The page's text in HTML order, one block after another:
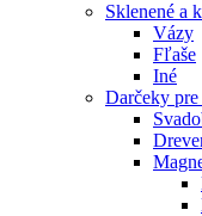
Sklenené a
Vázy
Fľaše
Iné
Darčeky pre